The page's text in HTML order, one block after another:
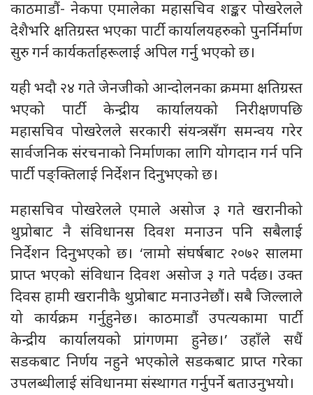
काठमाडौं- नेकपा एमालेका महासचिव शङ्कर पोखरेलले
देशैभरि क्षतिग्रस्त भएका पार्टी कार्यालयहरुको पुनर्निर्माण
सुरु गर्न कार्यकर्ताहरूलाई अपिल गर्नु भएको छ।
यही भदौ २४ गते जेनजीको आन्दोलनका क्रममा क्षतिग्रस्त
भएको पार्टी केन्द्रीय कार्यालयको निरीक्षणपछि
महासचिव पोखरेलले सरकारी संयन्त्रसँग समन्वय गरेर
सार्वजनिक संरचनाको निर्माणका लागि योगदान गर्न पनि
पार्टी पङ्क्तिलाई निर्देशन दिनुभएको छ।
महासचिव पोखरेलले एमाले असोज ३ गते खरानीको
थुप्रोबाट नै संविधानस दिवश मनाउन पनि सबैलाई
निर्देशन दिनुभएको छ। ‘लामो संघर्षबाट २०७२ सालमा
प्राप्त भएको संविधान दिवश असोज ३ गते पर्दछ। उक्त
दिवस हामी खरानीकै थुप्रोबाट मनाउनेछौं। सबै जिल्लाले
यो कार्यक्रम गर्नुहुनेछ। काठमाडौं उपत्यकामा पार्टी
केन्द्रीय कार्यालयको प्रांगणमा हुनेछ।’ उहाँले सधैं
सडकबाट निर्णय नहुने भएकोले सडकबाट प्राप्त गरेका
उपलब्धीलाई संविधानमा संस्थागत गर्नुपर्ने बताउनुभयो।